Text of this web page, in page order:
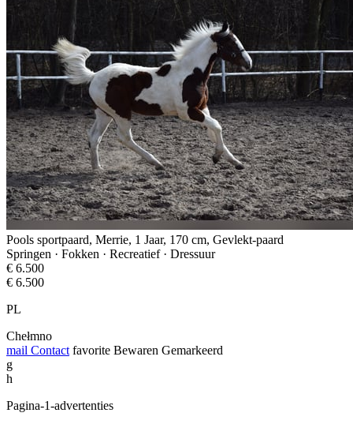
Pools sportpaard, Merrie, 1 Jaar, 170 cm, Gevlekt-paard
Springen · Fokken · Recreatief · Dressuur
€ 6.500
€ 6.500
PL
Chełmno
mail Contact favorite Bewaren Gemarkeerd
g
h
Pagina-1-advertenties